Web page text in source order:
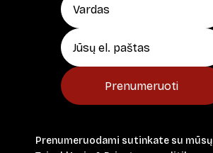
Prenumeruoti
Prenumeruodami sutinkate su mūsų